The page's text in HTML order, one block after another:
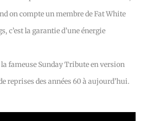
on compte un membre de Fat White
c’est la garantie d’une énergie
fameuse Sunday Tribute en version
reprises des années 60 à aujourd’hui.